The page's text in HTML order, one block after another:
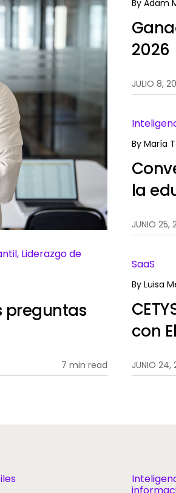
Liderazgo de
preguntas
7 min read
By Adam
2026
JULIO 8,
By María
la
JUNIO 25,
SaaS
By Luisa
con
JUNIO 24,